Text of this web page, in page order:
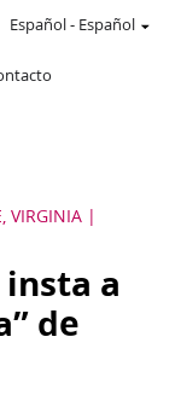
Español- Español
VIRGINIA
a
de